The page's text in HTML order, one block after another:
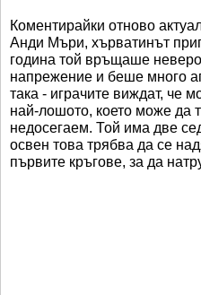
Коментирайки отново
Анди Мъри, хърватинът
година той връщаше
напрежение и беше много
така - играчите виждат, че
най-лошото, което може да
недосегаем. Той има две
освен това трябва да се
първите кръгове, за да